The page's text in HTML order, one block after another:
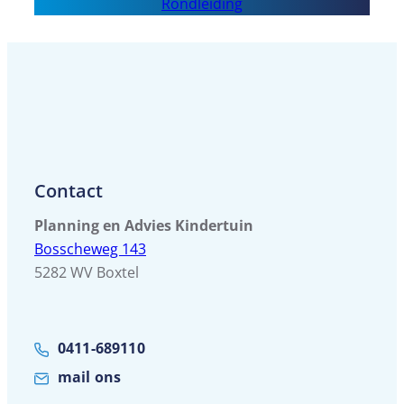
in
Contact
Planning en Advies Kindertuin
Bosscheweg 143
5282 WV Boxtel
0411-689110
mail ons